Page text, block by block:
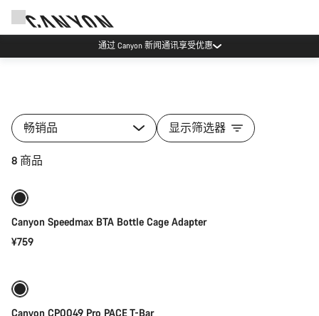
通过 Canyon 新闻通讯享受优惠
畅销品 显示筛选器
8 商品
Canyon Speedmax BTA Bottle Cage Adapter
¥759
Canyon CP0049 Pro PACE T-Bar